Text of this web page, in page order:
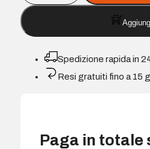
MOUSE
+
TASTIERA
WIRELESS
COMBO
MK295
Spedizione rapida in
Resi gratuiti fino a 15
Paga in totale